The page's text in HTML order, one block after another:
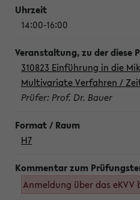
14:00-16:00
310823 Einführung in die
Multivariate Verfahren /
Prüfer: Prof. Dr. Bauer
H7
Anmeldung über das eKVV